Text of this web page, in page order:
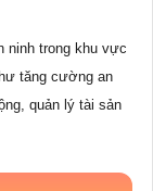
ninh trong khu vực
tăng cường an
quản lý tài sản